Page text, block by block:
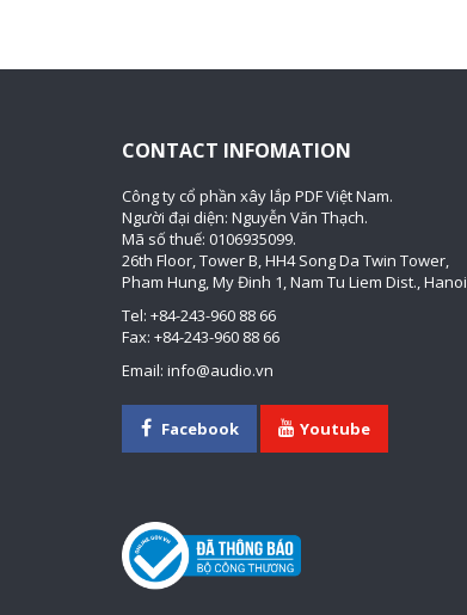
CONTACT INFOMATION
Công ty cổ phần xây lắp PDF Việt Nam.
Người đại diện: Nguyễn Văn Thạch.
Mã số thuế: 0106935099.
26th Floor, Tower B, HH4 Song Da Twin Tower,
Pham Hung, My Đinh 1, Nam Tu Liem Dist., Hanoi
Tel: +84-243-960 88 66
Fax: +84-243-960 88 66
Email: info@audio.vn
Facebook Youtube